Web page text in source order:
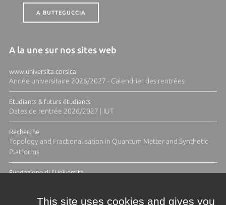
A BUTTEGUCCIA
A la une sur nos sites web
www.universita.corsica
Année universitaire 2026/2027 - Calendrier des rentrées
Etudiants & futurs étudiants
Dates de rentrée 2026/2027 | IUT
Recherche
Topology and Fractionalisation in Quantum Matter and Synthetic
Platforms
Fundazione di l'Università
This site uses cookies and gives you